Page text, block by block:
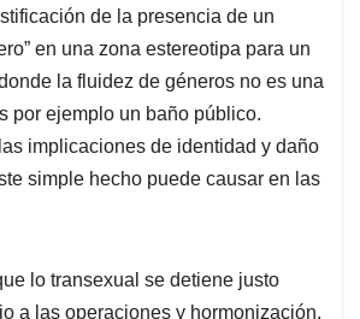
de la presencia de un
en una zona estereotipa para un
la fluidez de géneros no es una
por ejemplo un baño público.
implicaciones de identidad y daño
simple hecho puede causar en las
lo transexual se detiene justo
a las operaciones y hormonización,